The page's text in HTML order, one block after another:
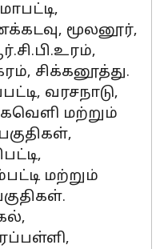
மூலனூர்,
சிக்கனூத்து.
வரசநாடு,
மற்றும்
மற்றும்